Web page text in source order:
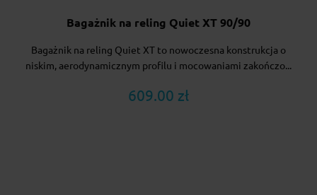
Bagażnik na reling Quiet XT 90/90
Bagażnik na reling Quiet XT to nowoczesna konstrukcja o
niskim, aerodynamicznym profilu i mocowaniami zakończo...
609.00 zł